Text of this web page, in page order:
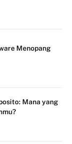
Menopang
Mana yang